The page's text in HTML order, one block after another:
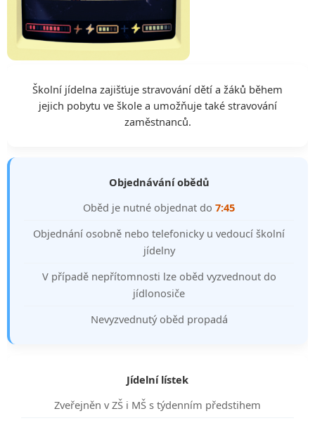
Školní jídelna zajišťuje stravování dětí a žáků během
jejich pobytu ve škole a umožňuje také stravování
zaměstnanců.
Objednávání obědů
Oběd je nutné objednat do 7:45
Objednání osobně nebo telefonicky u vedoucí školní
jídelny
V případě nepřítomnosti lze oběd vyzvednout do
jídlonosiče
Nevyzvednutý oběd propadá
Jídelní lístek
Zveřejněn v ZŠ i MŠ s týdenním předstihem